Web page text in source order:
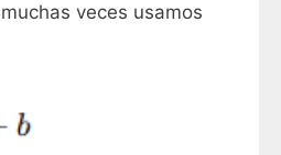
veces usamos